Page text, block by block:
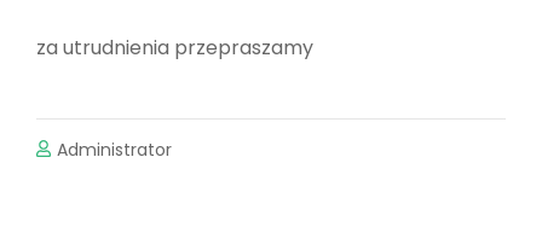
za utrudnienia przepraszamy
Administrator